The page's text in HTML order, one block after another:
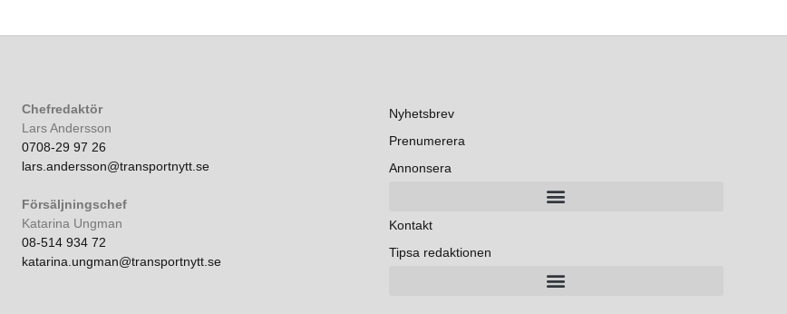
Chefredaktör
Lars Andersson
0708-29 97 26
lars.andersson@transportnytt.se
Försäljningschef
Katarina Ungman
08-514 934 72
katarina.ungman@transportnytt.se
Nyhetsbrev
Prenumerera
Annonsera
Kontakt
Tipsa redaktionen